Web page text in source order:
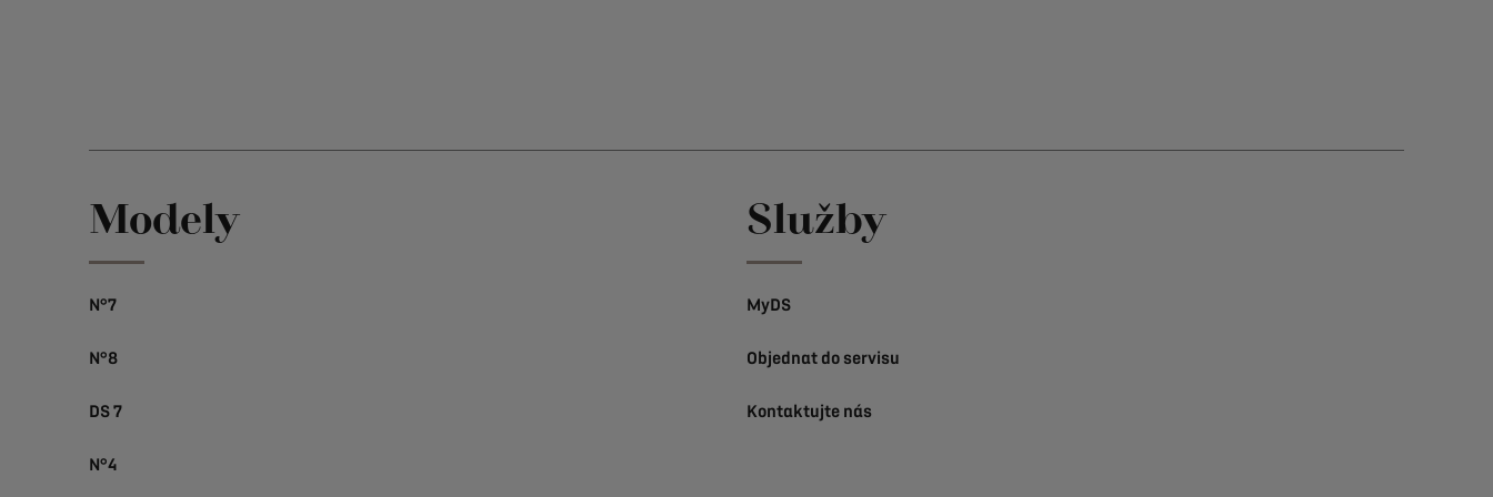
Modely
N°7
N°8
DS 7
N°4
Služby
MyDS
Objednat do servisu
Kontaktujte nás